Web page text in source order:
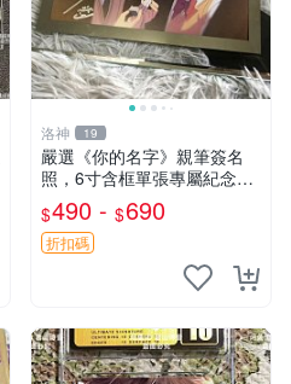
洛神 19
嚴選《你的名字》親筆簽名
照，6寸含框單張專屬紀念。
適合收藏與擺放。 你的名字
簽名照 紀念照 單張
$490 - $690
折扣碼